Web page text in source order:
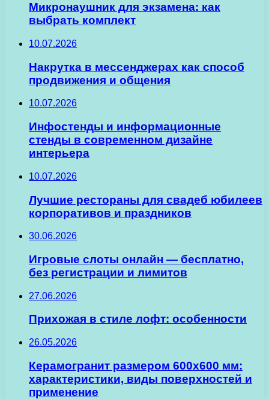
Микронаушник для экзамена: как
выбрать комплект
10.07.2026
Накрутка в мессенджерах как способ
продвижения и общения
10.07.2026
Инфостенды и информационные
стенды в современном дизайне
интерьера
10.07.2026
Лучшие рестораны для свадеб юбилеев
корпоративов и праздников
30.06.2026
Игровые слоты онлайн — бесплатно,
без регистрации и лимитов
27.06.2026
Прихожая в стиле лофт: особенности
26.05.2026
Керамогранит размером 600х600 мм:
характеристики, виды поверхностей и
применение